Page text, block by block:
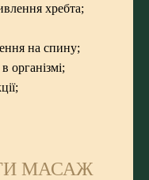
хребта;
на спину;
організмі;
МАСАЖ